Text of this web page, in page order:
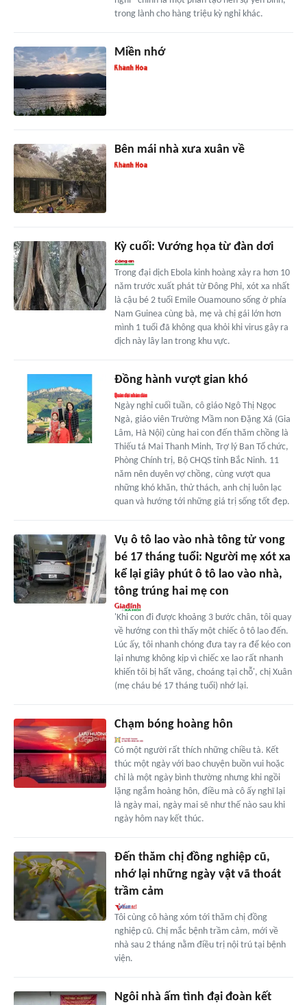
trong lành cho hàng triệu kỳ nghỉ khác.
Miền nhớ
Bên mái nhà xưa xuân về
Kỳ cuối: Vướng họa từ đàn dơi
Trong đại dịch Ebola kinh hoàng xảy ra hơn 10
năm trước xuất phát từ Đông Phi, xót xa nhất
là cậu bé 2 tuổi Emile Ouamouno sống ở phía
Nam Guinea cùng bà, mẹ và chị gái lớn hơn
mình 1 tuổi đã không qua khỏi khi virus gây ra
dịch này lây lan trong khu vực.
Đồng hành vượt gian khó
Ngày nghỉ cuối tuần, cô giáo Ngô Thị Ngọc
Ngà, giáo viên Trường Mầm non Đặng Xá (Gia
Lâm, Hà Nội) cùng hai con đến thăm chồng là
Thiếu tá Mai Thanh Minh, Trợ lý Ban Tổ chức,
Phòng Chính trị, Bộ CHQS tỉnh Bắc Ninh. 11
năm nên duyên vợ chồng, cùng vượt qua
những khó khăn, thử thách, anh chị luôn lạc
quan và hướng tới những giá trị sống tốt đẹp.
Vụ ô tô lao vào nhà tông tử vong
bé 17 tháng tuổi: Người mẹ xót xa
kể lại giây phút ô tô lao vào nhà,
tông trúng hai mẹ con
'Khi con đi được khoảng 3 bước chân, tôi quay
về hướng con thì thấy một chiếc ô tô lao đến.
Lúc ấy, tôi nhanh chóng đưa tay ra để kéo con
lại nhưng không kịp vì chiếc xe lao rất nhanh
khiến tôi bị hất văng, choáng tại chỗ', chị Xuân
(mẹ cháu bé 17 tháng tuổi) nhớ lại.
Chạm bóng hoàng hôn
Có một người rất thích những chiều tà. Kết
thúc một ngày với bao chuyện buồn vui hoặc
chỉ là một ngày bình thường nhưng khi ngồi
lặng ngắm hoàng hôn, điều mà cô ấy nghĩ lại
là ngày mai, ngày mai sẽ như thế nào sau khi
ngày hôm nay kết thúc.
Đến thăm chị đồng nghiệp cũ,
nhớ lại những ngày vật vã thoát
trầm cảm
Tôi cùng cô hàng xóm tới thăm chị đồng
nghiệp cũ. Chị mắc bệnh trầm cảm, mới về
nhà sau 2 tháng nằm điều trị nội trú tại bệnh
viện.
Ngôi nhà ấm tình đại đoàn kết